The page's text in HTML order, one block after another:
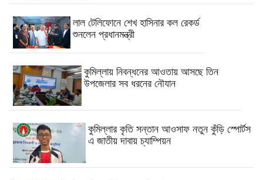
লাল টেলিফোনে শেখ হাসিনার কল রেকর্ড
শুনলেন প্রধানমন্ত্রী
কুমিল্লায় নিবন্ধনের আওতায় আসছে তিন
উপজেলার সব ধরনের নৌযান
কুমিল্লার কৃতি সন্তান আওসাফ নতুন কুঁড়ি স্পোর্টস
এ জাতীয় দাবায় চ্যাম্পিয়ন